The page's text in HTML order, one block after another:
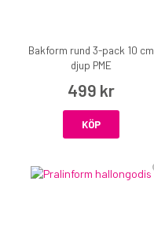
Bakform rund 3-pack 10 cm
djup PME
499 kr
KÖP